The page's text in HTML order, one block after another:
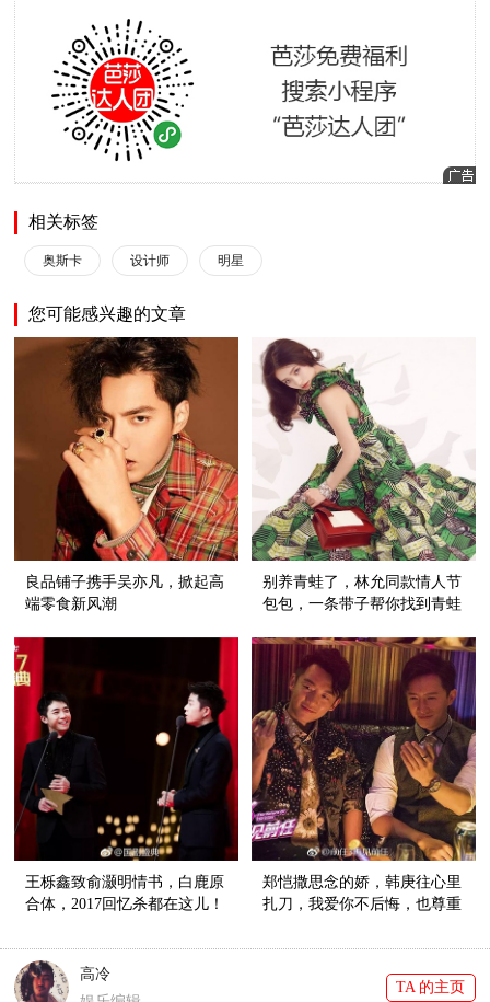
相关标签
奥斯卡 设计师 明星
您可能感兴趣的文章
良品铺子携手吴亦凡，掀起高
端零食新风潮
别养青蛙了，林允同款情人节
包包，一条带子帮你找到青蛙
王栎鑫致俞灏明情书，白鹿原
合体，2017回忆杀都在这儿！
郑恺撒思念的娇，韩庚往心里
扎刀，我爱你不后悔，也尊重
高冷
TA 的主页